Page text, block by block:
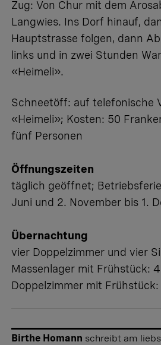
Zug: Von Chur mit dem
Langwies. Ins Dorf hinauf,
Hauptstrasse folgen, dann
links und in zwei Stunden
«Heimeli».
Schneetöff: auf telefonische
«Heimeli»; Kosten: 50
fünf Personen
Öffnungszeiten
täglich geöffnet;
Juni und 2. November bis 1.
Übernachtung
vier Doppelzimmer und vier
Massenlager mit Frühstück:
Doppelzimmer mit Frühstück:
Birthe Homann schreibt am